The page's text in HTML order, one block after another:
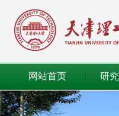
网站首页 研